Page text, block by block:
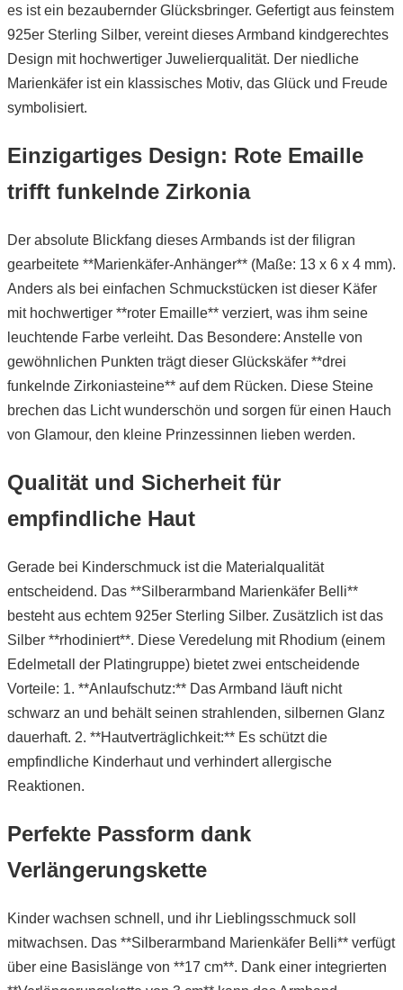
es ist ein bezaubernder Glücksbringer. Gefertigt aus feinstem
925er Sterling Silber, vereint dieses Armband kindgerechtes
Design mit hochwertiger Juwelierqualität. Der niedliche
Marienkäfer ist ein klassisches Motiv, das Glück und Freude
symbolisiert.
Einzigartiges Design: Rote Emaille
trifft funkelnde Zirkonia
Der absolute Blickfang dieses Armbands ist der filigran
gearbeitete **Marienkäfer-Anhänger** (Maße: 13 x 6 x 4 mm).
Anders als bei einfachen Schmuckstücken ist dieser Käfer
mit hochwertiger **roter Emaille** verziert, was ihm seine
leuchtende Farbe verleiht. Das Besondere: Anstelle von
gewöhnlichen Punkten trägt dieser Glückskäfer **drei
funkelnde Zirkoniasteine** auf dem Rücken. Diese Steine
brechen das Licht wunderschön und sorgen für einen Hauch
von Glamour, den kleine Prinzessinnen lieben werden.
Qualität und Sicherheit für
empfindliche Haut
Gerade bei Kinderschmuck ist die Materialqualität
entscheidend. Das **Silberarmband Marienkäfer Belli**
besteht aus echtem 925er Sterling Silber. Zusätzlich ist das
Silber **rhodiniert**. Diese Veredelung mit Rhodium (einem
Edelmetall der Platingruppe) bietet zwei entscheidende
Vorteile: 1. **Anlaufschutz:** Das Armband läuft nicht
schwarz an und behält seinen strahlenden, silbernen Glanz
dauerhaft. 2. **Hautverträglichkeit:** Es schützt die
empfindliche Kinderhaut und verhindert allergische
Reaktionen.
Perfekte Passform dank
Verlängerungskette
Kinder wachsen schnell, und ihr Lieblingsschmuck soll
mitwachsen. Das **Silberarmband Marienkäfer Belli** verfügt
über eine Basislänge von **17 cm**. Dank einer integrierten